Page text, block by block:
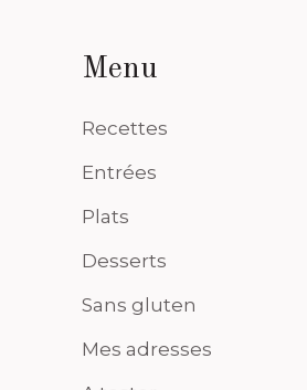
Menu
Recettes
Entrées
Plats
Desserts
Sans gluten
Mes adresses